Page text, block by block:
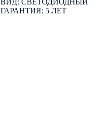
ВИД: СВЕТОДИОДНЫЙ
ГАРАНТИЯ: 5 ЛЕТ